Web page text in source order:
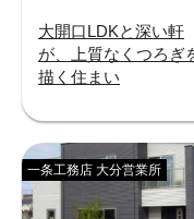
大開口LDKと深い軒
が、上質なくつろぎ
描く住まい
一条工務店 大分営業所